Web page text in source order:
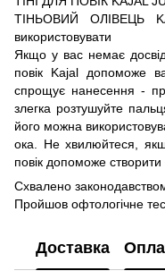
ТІНЬОВИЙ ОЛІВЕЦЬ
використовувати
Якщо у вас немає
повік Kajal допоможе
спрощує нанесення -
злегка розтушуйте
його можна
ока. Не хвилюйтеся,
повік допоможе
Схвалено
Пройшов офтологічне
Доставка